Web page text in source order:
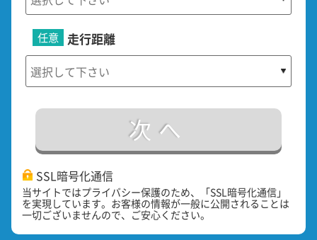
走行距離
任意
次へ
SSL暗号化通信
当サイトではプライバシー保護のため、「SSL暗号化通信」
を実現しています。お客様の情報が一般に公開されることは
一切ございませんので、ご安心ください。